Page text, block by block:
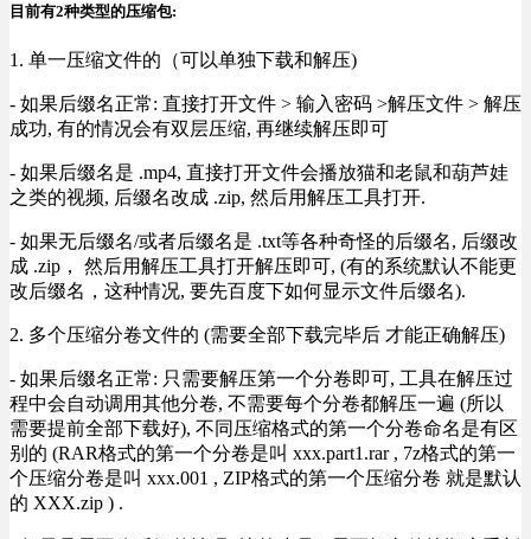
目前有2种类型的压缩包:
1. 单一压缩文件的（可以单独下载和解压)
- 如果后缀名正常: 直接打开文件 > 输入密码 >解压文件 > 解压
成功, 有的情况会有双层压缩, 再继续解压即可
- 如果后缀名是 .mp4, 直接打开文件会播放猫和老鼠和葫芦娃
之类的视频, 后缀名改成 .zip, 然后用解压工具打开.
- 如果无后缀名/或者后缀名是 .txt等各种奇怪的后缀名, 后缀改
成 .zip， 然后用解压工具打开解压即可, (有的系统默认不能更
改后缀名，这种情况, 要先百度下如何显示文件后缀名).
2. 多个压缩分卷文件的 (需要全部下载完毕后 才能正确解压)
- 如果后缀名正常: 只需要解压第一个分卷即可, 工具在解压过
程中会自动调用其他分卷, 不需要每个分卷都解压一遍 (所以
需要提前全部下载好), 不同压缩格式的第一个分卷命名是有区
别的 (RAR格式的第一个分卷是叫 xxx.part1.rar , 7z格式的第一
个压缩分卷是叫 xxx.001 , ZIP格式的第一个压缩分卷 就是默认
的 XXX.zip ) .